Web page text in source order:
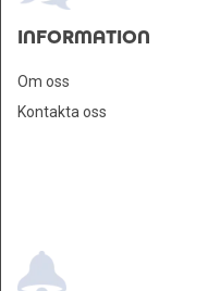
INFORMATION
Om oss
Kontakta oss